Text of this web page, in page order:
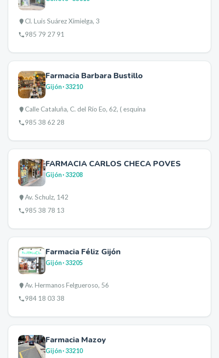
Cl. Luis Suárez Ximielga, 3
985 79 27 91
Farmacia Barbara Bustillo
Gijón· 33210
Calle Cataluña, C. del Río Eo, 62, ( esquina
985 38 62 28
FARMACIA CARLOS CHECA POVES
Gijón· 33208
Av. Schulz, 142
985 38 78 13
Farmacia Féliz Gijón
Gijón· 33205
Av. Hermanos Felgueroso, 56
984 18 03 38
Farmacia Mazoy
Gijón· 33210